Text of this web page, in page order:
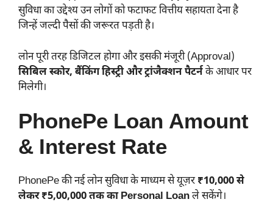
सुविधा का उद्देश्य उन लोगों को फटाफट वित्तीय सहायता देना है
जिन्हें जल्दी पैसों की जरूरत पड़ती है।
लोन पूरी तरह डिजिटल होगा और इसकी मंजूरी (Approval)
सिबिल स्कोर, बैंकिंग हिस्ट्री और ट्रांजैक्शन पैटर्नके आधार पर
मिलेगी।
PhonePe Loan Amount
& Interest Rate
PhonePe की नई लोन सुविधा के माध्यम से यूज़र₹10,000 से
लेकर ₹5,00,000 तक का Personal Loanले सकेंगे।